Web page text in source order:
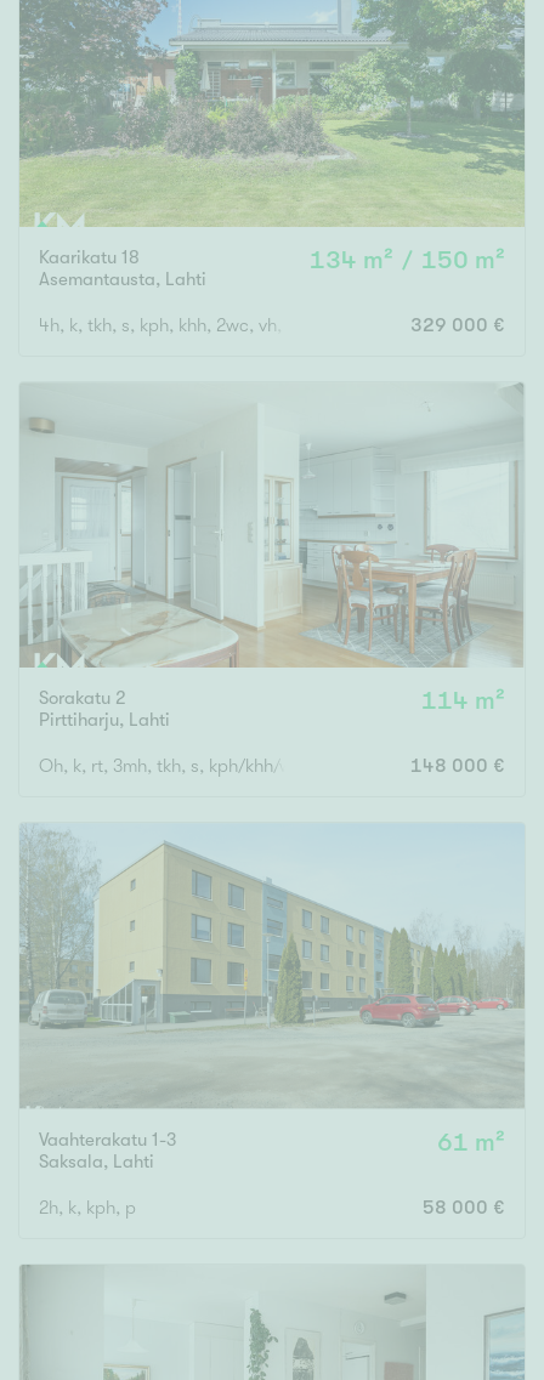
Rakennusvuosi
Uudiskohteet
Vain uudiskohteet Ei uudiskohteita
Arvokohteet
Vain arvokohteet Ei arvokohteita
Hyvä
Tyydyttävä
Välttävä
Ominaisuudet
Hissi
Järvi- tai merinäköala
Maalämpö
Parveke
Senioriasunto
Kaarikatu 18
Asemantausta, Lahti
134 m² / 150 m²
4h, k, tkh, s, kph, khh, 2wc, vh, var, at 329 000 €
Sorakatu 2
Pirttiharju, Lahti
114 m²
Oh, k, rt, 3mh, tkh, s, kph/khh/wc, wc, vh, p 148 000 €
Vaahterakatu 1-3
Saksala, Lahti
61 m²
2h, k, kph, p 58 000 €